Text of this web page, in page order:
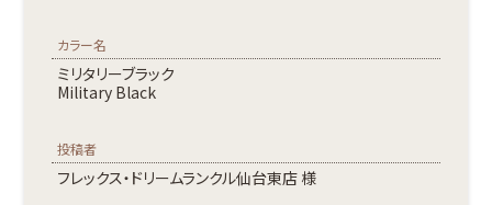
カラー名
ミリタリーブラック
Military Black
投稿者
フレックス・ドリームランクル仙台東店 様